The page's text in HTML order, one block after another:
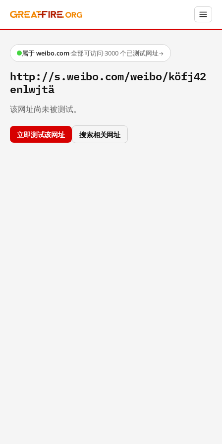
属于 weibo.com·全部可访问·3000 个已测试网址→
http://s.weibo.com/weibo/köfj42
enlwjtä
该网址尚未被测试。
立即测试该网址 搜索相关网址